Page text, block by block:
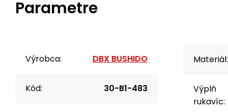
Parametre
Výrobca: DBX BUSHIDO
Kód: 30-B1-483
Materiál:
Výplň
rukavíc: